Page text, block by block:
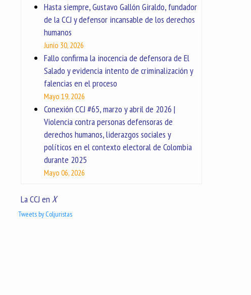
Hasta siempre, Gustavo Gallón Giraldo, fundador
de la CCJ y defensor incansable de los derechos
humanos
Junio 30, 2026
Fallo confirma la inocencia de defensora de El
Salado y evidencia intento de criminalización y
falencias en el proceso
Mayo 19, 2026
Conexión CCJ #65, marzo y abril de 2026 |
Violencia contra personas defensoras de
derechos humanos, liderazgos sociales y
políticos en el contexto electoral de Colombia
durante 2025
Mayo 06, 2026
La CCJ en X
Tweets by Coljuristas